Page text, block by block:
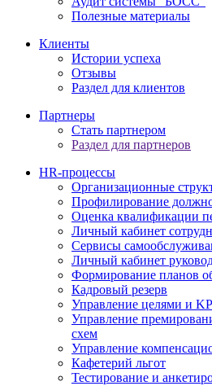
Полезные материалы
Клиенты
Истории успеха
Отзывы
Раздел для клиентов
Партнеры
Стать партнером
Раздел для партнеров
HR-процессы
Организационные
Профилирование
Оценка квалификации
Личный кабинет
Сервисы
Личный кабинет
Формирование планов
Кадровый резерв
Управление целями и
Управление
схем
Управление
Кафетерий льгот
Тестирование и